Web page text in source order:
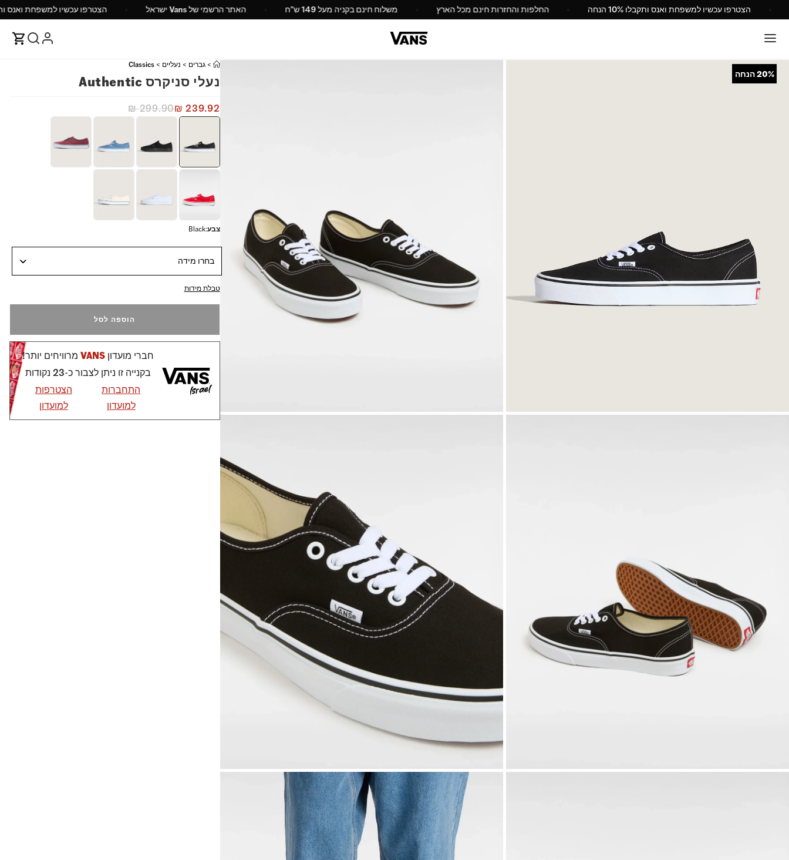
הצטרפו עכשיו למשפחת ואנס ותקבלו 10% הנחה החלפות והחזרות חינם מכל הארץ משלוח חינם בקניה מעל 149 ש"ח האתר הרשמי של Vans ישראל הצטרפו עכשיו
20%הנחה
>גברים > נעליים >
Classics
נעלי סניקרס Authentic
₪299.90₪ 239.92
צבע:
Black
בחרו מידה
טבלת מידות
הוספה לסל
חברי מועדוןVANS מרוויחים יותר!
בקנייה זו ניתן לצבור כ-23 נקודות
התחברות
למועדון
הצטרפות
למועדון